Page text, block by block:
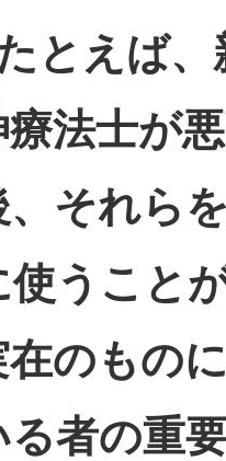
とえば
法士が
それら
使うこと
のもの
る者の重